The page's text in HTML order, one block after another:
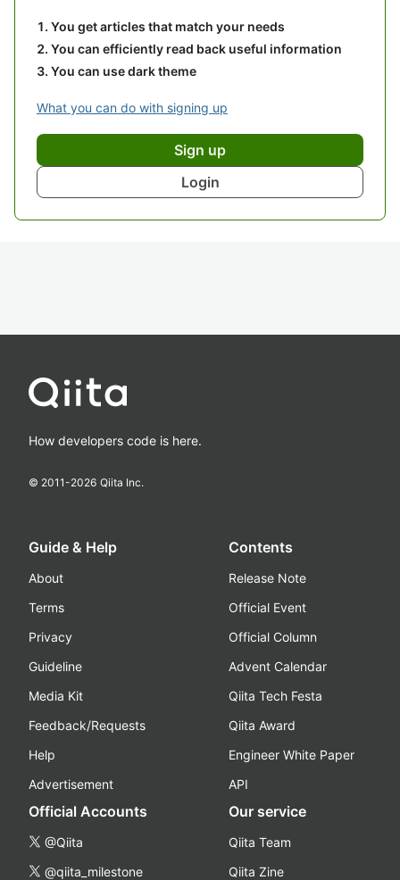
You get articles that match your needs
You can efficiently read back useful information
You can use dark theme
What you can do with signing up
Sign up
Login
How developers code is here.
© 2011-2026 Qiita Inc.
Guide & Help
About
Terms
Privacy
Guideline
Media Kit
Feedback/Requests
Help
Advertisement
Contents
Release Note
Official Event
Official Column
Advent Calendar
Qiita Tech Festa
Qiita Award
Engineer White Paper
API
Official Accounts
@Qiita
@qiita_milestone
Our service
Qiita Team
Qiita Zine